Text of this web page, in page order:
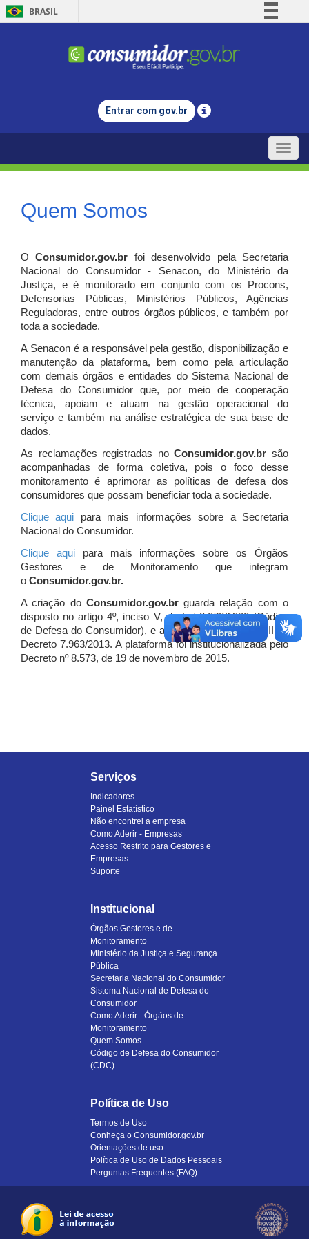
BRASIL
Comunica BR
Legislação
Entrar com gov.br
Toggle
Quem Somos
OConsumidor.gov.br
foi desenvolvido pela Secretaria
Nacional do Consumidor - Senacon, do Ministério da
Justiça, e é monitorado em conjunto com os Procons,
Defensorias Públicas, Ministérios Públicos, Agências
Reguladoras, entre outros órgãos públicos, e também por
toda a sociedade.
A Senacon é a responsável pela gestão, disponibilização e
manutenção da plataforma, bem como pela articulação
com demais órgãos e entidades do Sistema Nacional de
Defesa do Consumidor que, por meio de cooperação
técnica, apoiam e atuam na gestão operacional do
serviço e também na análise estratégica de sua base de
dados.
As reclamações registradas noConsumidor.gov.br são
acompanhadas de forma coletiva, pois o foco desse
monitoramento é aprimorar as políticas de defesa dos
consumidores que possam beneficiar toda a sociedade.
Clique aqui para mais informações sobre a Secretaria
Nacional do Consumidor.
Clique aquipara mais informações sobre os Órgãos
Gestores e de Monitoramento que integram
o Consumidor.gov.br.
A criação do Consumidor.gov.brguarda relação com o
disposto no artigo 4º, inciso V, da Lei 8.078/1990 (Código
de Defesa do Consumidor), e artigo 7º, incisos I, II e III do
Decreto 7.963/2013. A plataforma foi institucionalizada pelo
Decreto nº 8.573, de 19 de novembro de 2015.
Serviços
Indicadores
Painel Estatístico
Não encontrei a empresa
Como Aderir - Empresas
Acesso Restrito para Gestores e
Empresas
Suporte
Institucional
Órgãos Gestores e de
Monitoramento
Ministério da Justiça e Segurança
Pública
Secretaria Nacional do Consumidor
Sistema Nacional de Defesa do
Consumidor
Como Aderir - Órgãos de
Monitoramento
Quem Somos
Código de Defesa do Consumidor
(CDC)
Política de Uso
Termos de Uso
Conheça o Consumidor.gov.br
Orientações de uso
Política de Uso de Dados Pessoais
Perguntas Frequentes (FAQ)